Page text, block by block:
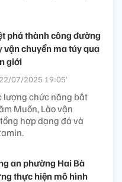
phá thành công đường
vận chuyển ma túy qua
giới
22/07/2025 19:05’
lượng chức năng bắt
Muồn, Lào vận
hợp dạng đá và
an phường Hai Bà
thực hiện mô hình